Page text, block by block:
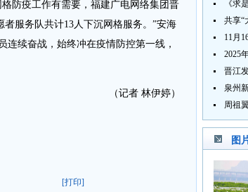
防疫工作有需要，福建广电网络集团晋
服务队共计13人下沉网格服务。”安海
续奋战，始终冲在疫情防控第一线，
（记者 林伊婷）
[打印]
泉州
图